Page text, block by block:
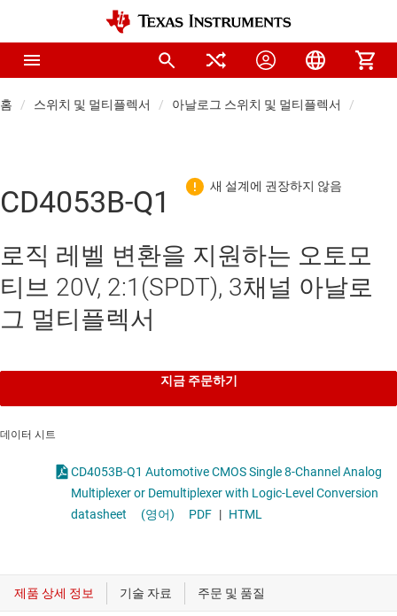
홈 스위치 및 멀티플렉서 아날로그 스위치 및 멀티플렉서
CD4053B-Q1
로직 레벨 변환을 지원하는 오토모
티브 20V, 2:1(SPDT), 3채널 아날로
그 멀티플렉서
지금 주문하기
데이터 시트
CD4053B-Q1 Automotive CMOS Single 8-Channel Analog
Multiplexer or Demultiplexer with Logic-Level Conversion
datasheet
(영어) PDF | HTML